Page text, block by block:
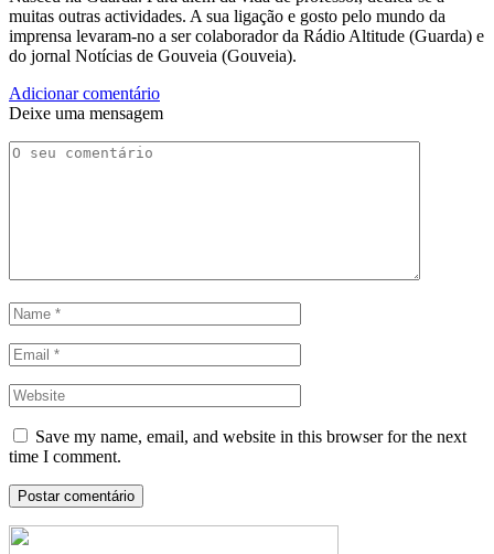
muitas outras actividades. A sua ligação e gosto pelo mundo da
imprensa levaram-no a ser colaborador da Rádio Altitude (Guarda) e
do jornal Notícias de Gouveia (Gouveia).
Adicionar comentário
Deixe uma mensagem
Save my name, email, and website in this browser for the next
time I comment.